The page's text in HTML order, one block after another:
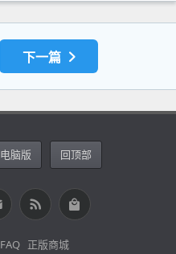
下一篇
电脑版 回顶部
FAQ 正版商城